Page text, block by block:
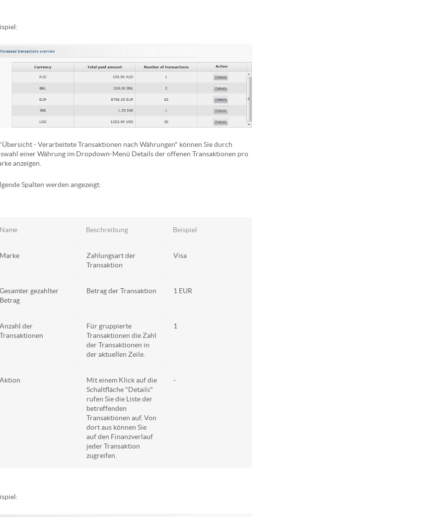
- Verarbeitete Transaktionen nach Währungen" können Sie durch
einer Währung im Dropdown-Menü Details der offenen Transaktionen pro
anzeigen.
Spalten werden angezeigt:
Name Beschreibung Beispiel
Marke
Zahlungsart der
Transaktion
Visa
Gesamter gezahlter
Betrag
Betrag der Transaktion 1 EUR
Anzahl der
Transaktionen
Für gruppierte
Transaktionen die Zahl
der Transaktionen in
der aktuellen Zeile.
1
Aktion
Mit einem Klick auf die
Schaltfläche "Details"
rufen Sie die Liste der
betreffenden
Transaktionen auf. Von
dort aus können Sie
auf den Finanzverlauf
jeder Transaktion
zugreifen.
-